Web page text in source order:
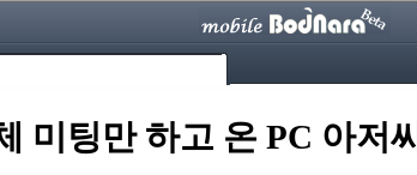
미팅만 하고 온 PC 아저